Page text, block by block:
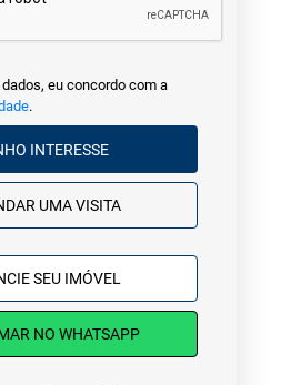
eu concordo com a
.
TENHO INTERESSE
AGENDAR UMA VISITA
SEU IMÓVEL
NO WHATSAPP